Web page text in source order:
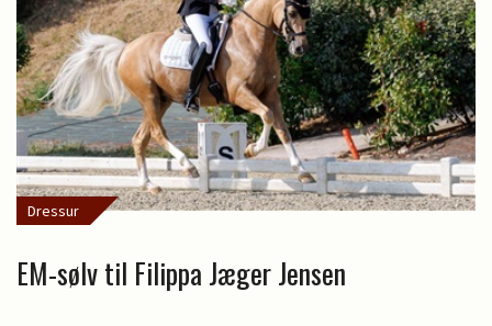
Dressur
EM-sølv til Filippa Jæger Jensen